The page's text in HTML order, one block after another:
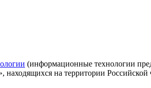
(информационные технологии
находящихся на территории